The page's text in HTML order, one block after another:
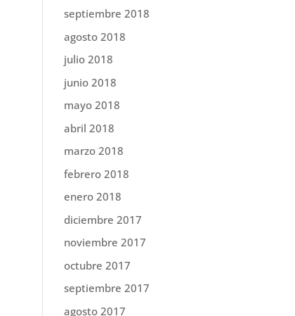
septiembre 2018
agosto 2018
julio 2018
junio 2018
mayo 2018
abril 2018
marzo 2018
febrero 2018
enero 2018
diciembre 2017
noviembre 2017
octubre 2017
septiembre 2017
agosto 2017